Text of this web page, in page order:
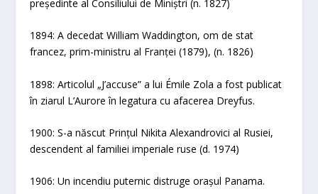
președinte al Consiliului de Miniștri (n. 1827)
1894: A decedat William Waddington, om de stat
francez, prim-ministru al Franței (1879), (n. 1826)
1898: Articolul „J’accuse” a lui Émile Zola a fost publicat
în ziarul L’Aurore în legatura cu afacerea Dreyfus.
1900: S-a născut Prințul Nikita Alexandrovici al Rusiei,
descendent al familiei imperiale ruse (d. 1974)
1906: Un incendiu puternic distruge orașul Panama.